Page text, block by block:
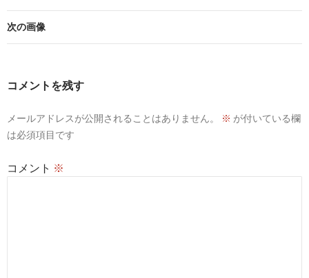
次の画像
コメントを残す
メールアドレスが公開されることはありません。 ※ が付いている欄
は必須項目です
コメント ※